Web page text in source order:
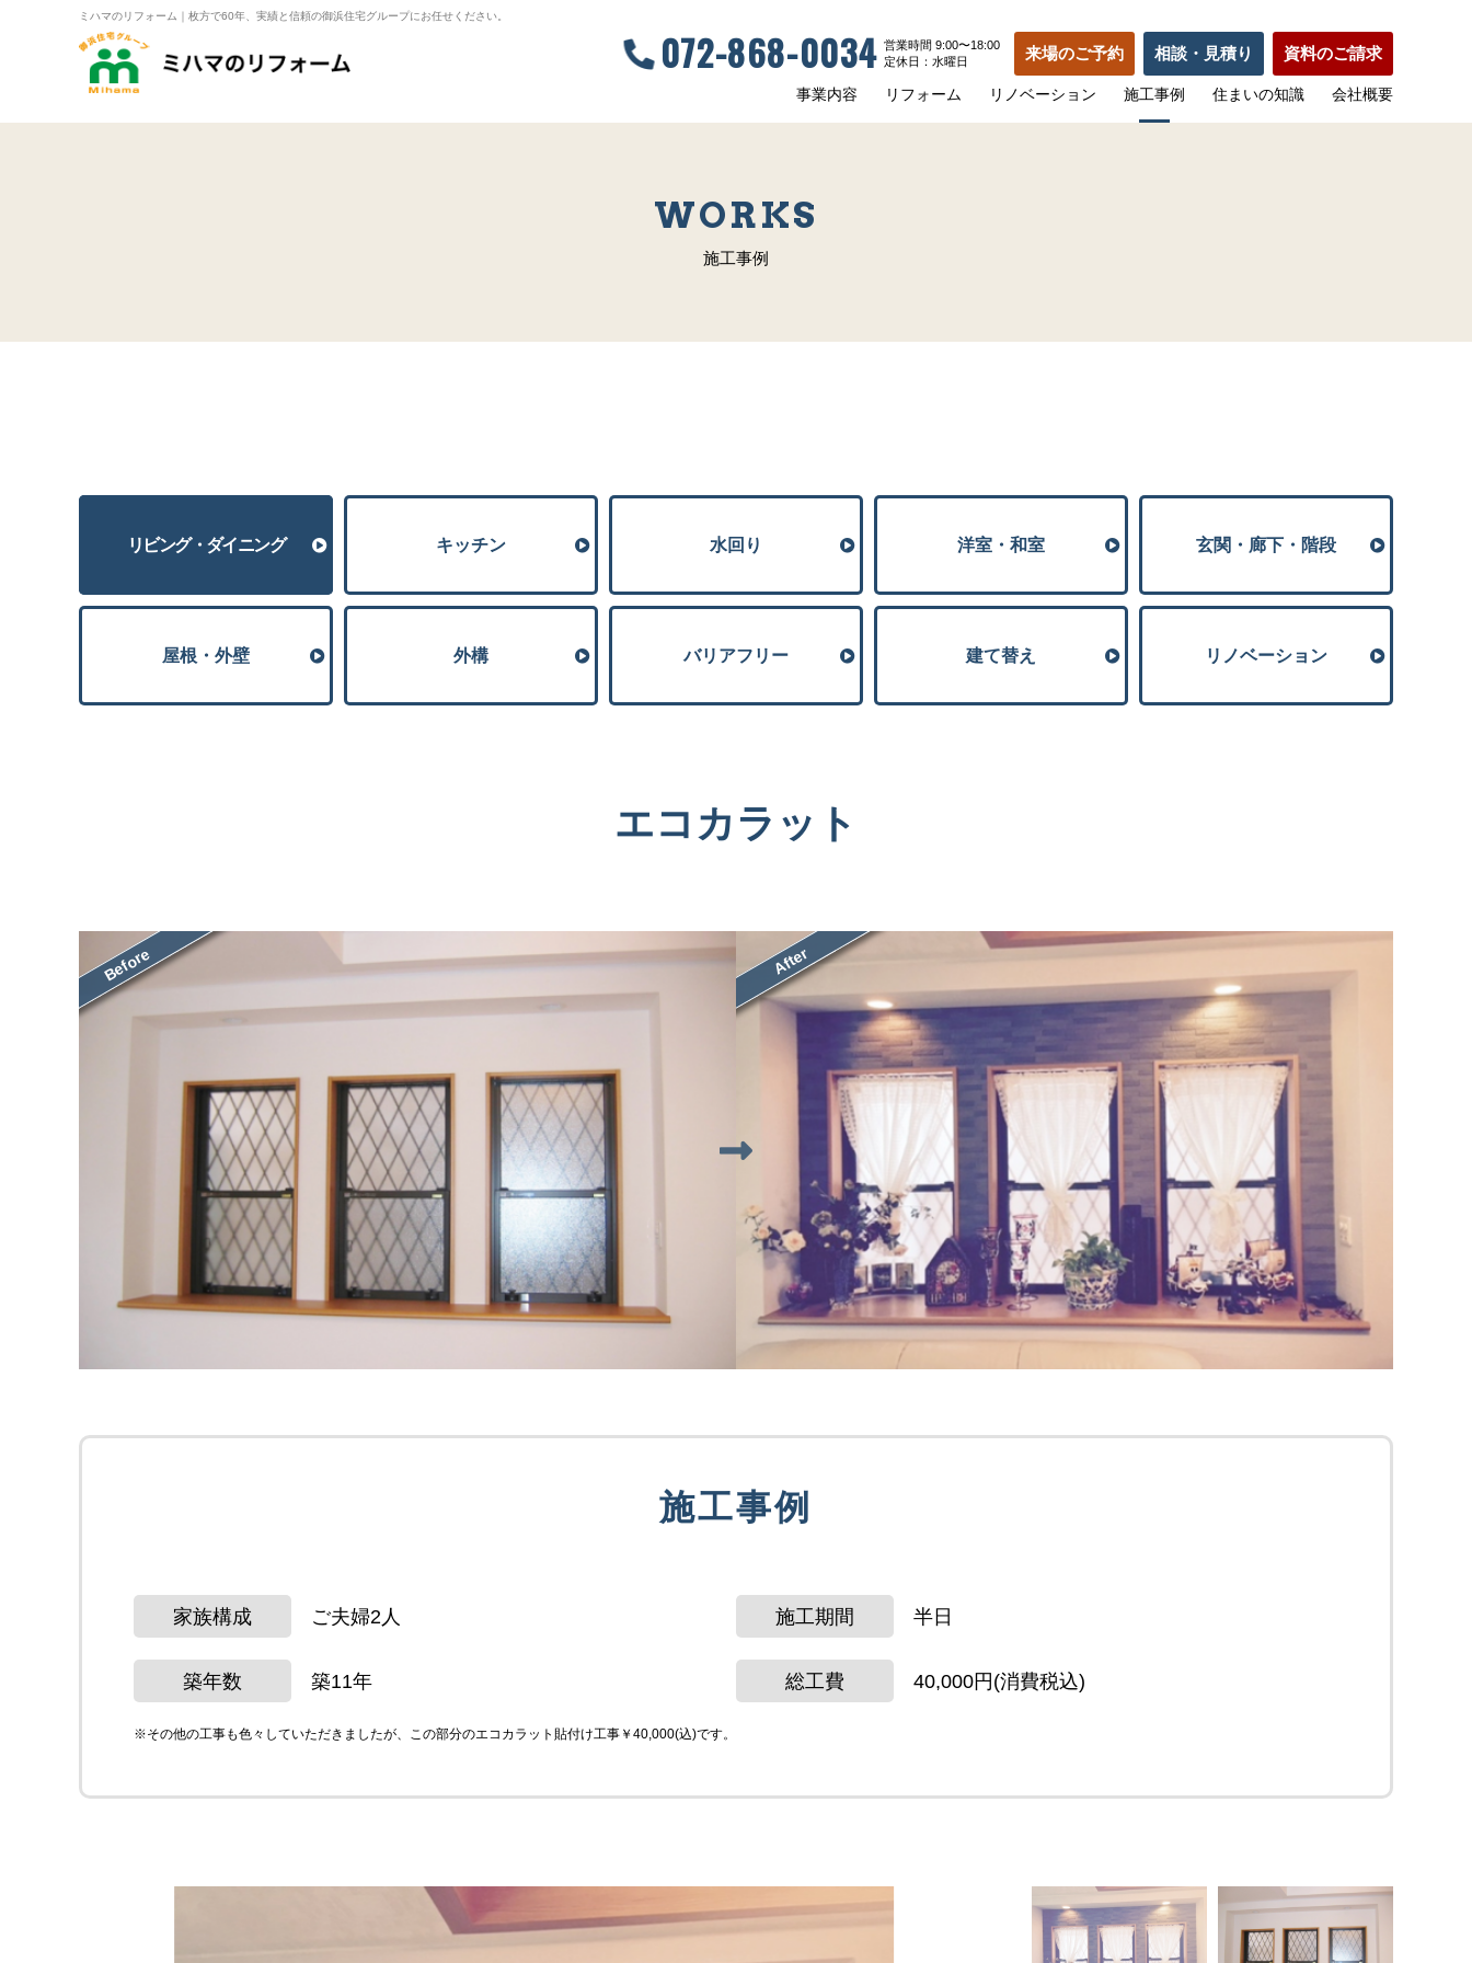
ミハマのリフォーム｜枚方で60年、実績と信頼の御浜住宅グループにお任せください。
072-868-0034 営業時間 9:00〜18:00
定休⽇：⽔曜⽇
来場のご予約 相談・見積り 資料のご請求
事業内容 リフォーム リノベーション 施工事例 住まいの知識 会社概要
WORKS
施工事例
リビング・ダイニング キッチン ⽔回り 洋室・和室 玄関・廊下・階段
屋根・外壁 外構 バリアフリー 建て替え リノベーション
エコカラット
Before After
施工事例
家族構成 ご夫婦2人 施工期間 半日
築年数 築11年 総工費 40,000円(消費税込)
※その他の工事も色々していただきましたが、この部分のエコカラット貼付け工事￥40,000(込)です。